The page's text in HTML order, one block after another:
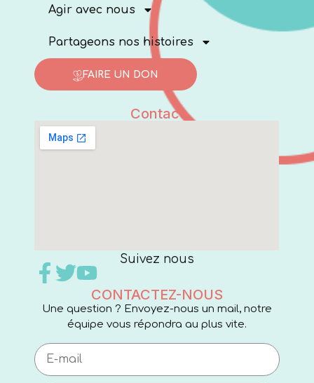
Agir avec nous
Partageons nos histoires
FAIRE UN DON
Contact
Suivez nous
CONTACTEZ-NOUS
Une question ? Envoyez-nous un mail, notre
équipe vous répondra au plus vite.